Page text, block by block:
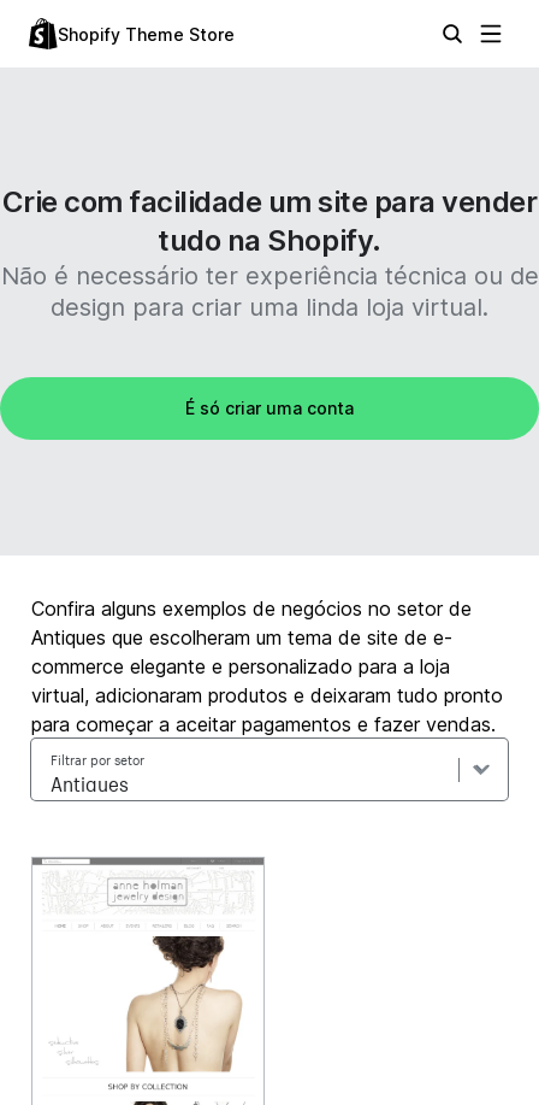
Shopify Theme Store
Crie com facilidade um site para vender
tudo na Shopify.
Não é necessário ter experiência técnica ou de
design para criar uma linda loja virtual.
É só criar uma conta
Confira alguns exemplos de negócios no setor de
Antiques que escolheram um tema de site de e-
commerce elegante e personalizado para a loja
virtual, adicionaram produtos e deixaram tudo pronto
para começar a aceitar pagamentos e fazer vendas.
Filtrar por setor